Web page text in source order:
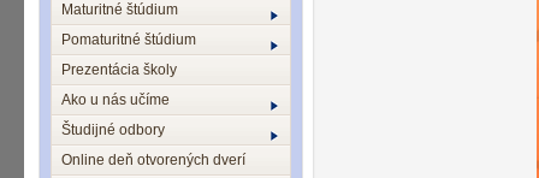
Maturitné štúdium
Pomaturitné štúdium
Prezentácia školy
Ako u nás učíme
Študijné odbory
Online deň otvorených dverí